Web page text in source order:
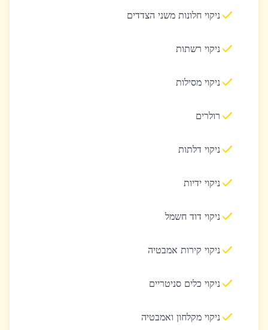
ניקוי חלונות משני הצדדים
ניקוי רשתות
ניקוי מסילות
רולרים
ניקוי דלתות
ניקוי ידיות
ניקוי דוד חשמל
ניקוי קירות אמבטיה
ניקוי כלים סניטריים
ניקוי מקלחון ואמבטיה